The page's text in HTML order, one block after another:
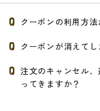
クーポンの利用方法
クーポンが消えてし
注文のキャンセル
ってきますか？